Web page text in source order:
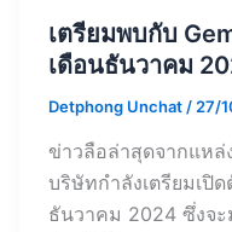
เตรียมพบกับ
เดือนธันวาคม
Detphong Unchat / 27/
ข่าวลือล่าสุดจากแหล่
บริษัทกำลังเตรียมเปิ
ธันวาคม 2024 ซึ่งจ